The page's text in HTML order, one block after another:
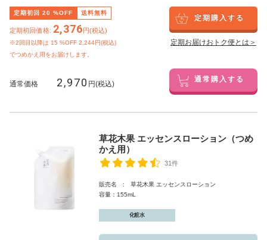
定期初回 20 %OFF 送料無料
定期初回価格: 2,376円(税込)
※2回目以降は 15 %OFF 2,244円(税込)
でつめかえ用をお届けします。
定期購入する
定期お届けおトク便とは＞
通常価格 2,970 円(税込) 通常購入する
草花木果 エッセンスローション（つめ
かえ用）
31件
販売名 : 草花木果 エッセンスローション
容量：155mL
化粧水